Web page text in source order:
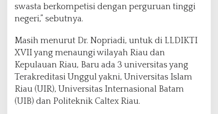
swasta berkompetisi dengan perguruan tinggi
negeri,” sebutnya.
Masih menurut Dr. Nopriadi, untuk di LLDIKTI
XVII yang menaungi wilayah Riau dan
Kepulauan Riau, Baru ada 3 universitas yang
Terakreditasi Unggul yakni, Universitas Islam
Riau (UIR), Universitas Internasional Batam
(UIB) dan Politeknik Caltex Riau.